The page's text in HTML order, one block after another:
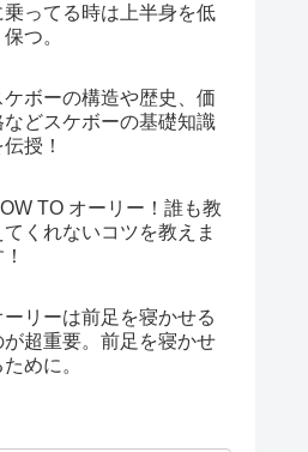
乗ってる時は上半身を低
保つ。
ケボーの構造や歴史、価
などスケボーの基礎知識
伝授！
TO オーリー！誰も教
てくれないコツを教えま
ーリーは前足を寝かせる
が超重要。前足を寝かせ
ために。